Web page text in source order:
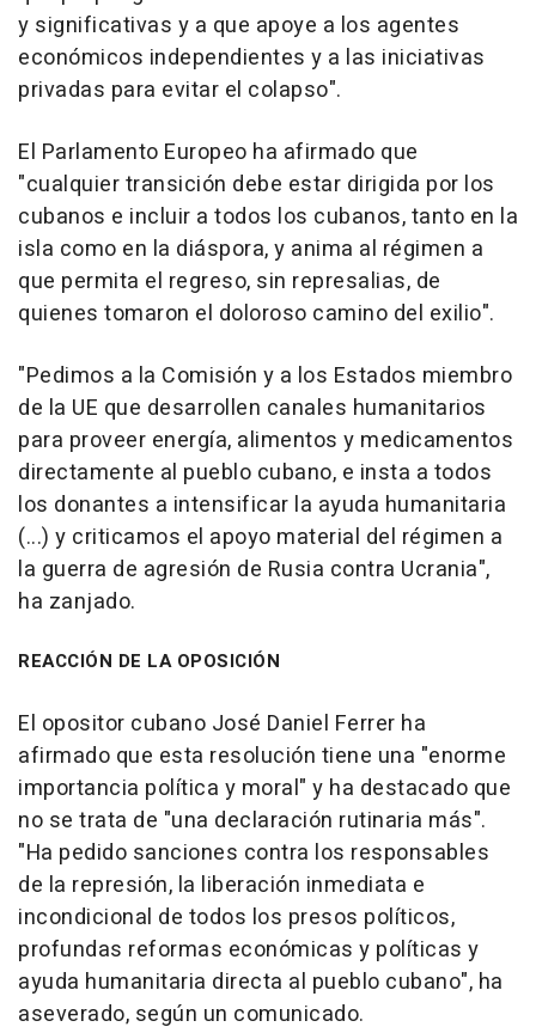
y significativas y a que apoye a los agentes
económicos independientes y a las iniciativas
privadas para evitar el colapso".
El Parlamento Europeo ha afirmado que
"cualquier transición debe estar dirigida por los
cubanos e incluir a todos los cubanos, tanto en la
isla como en la diáspora, y anima al régimen a
que permita el regreso, sin represalias, de
quienes tomaron el doloroso camino del exilio".
"Pedimos a la Comisión y a los Estados miembro
de la UE que desarrollen canales humanitarios
para proveer energía, alimentos y medicamentos
directamente al pueblo cubano, e insta a todos
los donantes a intensificar la ayuda humanitaria
(...) y criticamos el apoyo material del régimen a
la guerra de agresión de Rusia contra Ucrania",
ha zanjado.
REACCIÓN DE LA OPOSICIÓN
El opositor cubano José Daniel Ferrer ha
afirmado que esta resolución tiene una "enorme
importancia política y moral" y ha destacado que
no se trata de "una declaración rutinaria más".
"Ha pedido sanciones contra los responsables
de la represión, la liberación inmediata e
incondicional de todos los presos políticos,
profundas reformas económicas y políticas y
ayuda humanitaria directa al pueblo cubano", ha
aseverado, según un comunicado.